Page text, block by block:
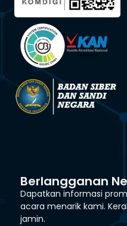
Berlangganan
Dapatkan informasi
acara menarik kami.
jamin.